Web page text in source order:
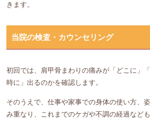
きます。
当院の検査・カウンセリング
初回では、肩甲骨まわりの痛みが「どこに」
時に」出るのかを確認します。
そのうえで、仕事や家事での身体の使い方、
み重なり、これまでのケガや不調の経過など